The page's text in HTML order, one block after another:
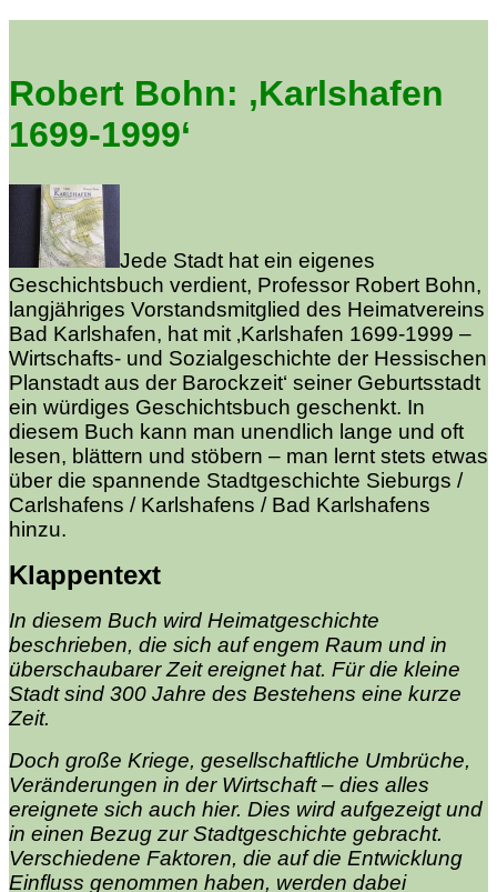
Robert Bohn: ‚Karlshafen
1699-1999‘
Jede Stadt hat ein eigenes
Geschichtsbuch verdient, Professor Robert Bohn,
langjähriges Vorstandsmitglied des Heimatvereins
Bad Karlshafen, hat mit ‚Karlshafen 1699-1999 –
Wirtschafts- und Sozialgeschichte der Hessischen
Planstadt aus der Barockzeit‘ seiner Geburtsstadt
ein würdiges Geschichtsbuch geschenkt. In
diesem Buch kann man unendlich lange und oft
lesen, blättern und stöbern – man lernt stets etwas
über die spannende Stadtgeschichte Sieburgs /
Carlshafens / Karlshafens / Bad Karlshafens
hinzu.
Klappentext
In diesem Buch wird Heimatgeschichte
beschrieben, die sich auf engem Raum und in
überschaubarer Zeit ereignet hat. Für die kleine
Stadt sind 300 Jahre des Bestehens eine kurze
Zeit.
Doch große Kriege, gesellschaftliche Umbrüche,
Veränderungen in der Wirtschaft – dies alles
ereignete sich auch hier. Dies wird aufgezeigt und
in einen Bezug zur Stadtgeschichte gebracht.
Verschiedene Faktoren, die auf die Entwicklung
Einfluss genommen haben, werden dabei